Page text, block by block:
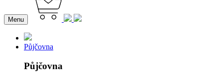
Menu
Půjčovna
Půjčovna